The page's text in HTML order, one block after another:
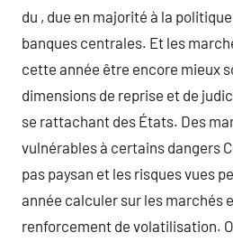
du , due en majorité à la
banques centrales. Et les
cette année être encore mieux
dimensions de reprise et de
se rattachant des États. Des
vulnérables à certains dangers
pas paysan et les risques vues
année calculer sur les marchés
renforcement de volatilisation.